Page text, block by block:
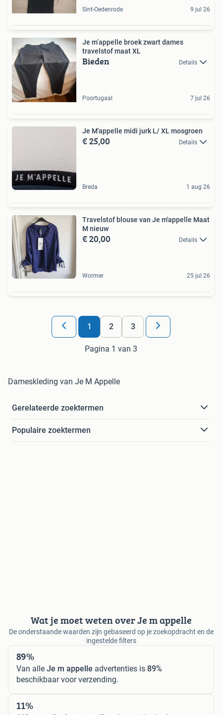
Sint-Oedenrode 9 jul 26
Je m’appelle broek zwart dames
travelstof maat XL
Bieden Details
Poortugaal 7 jul 26
Je M'appelle midi jurk L/ XL mosgroen
€ 25,00 Details
Breda 1 aug 26
Travelstof blouse van Je m'appelle Maat
M nieuw
€ 20,00 Details
Wormer 25 jul 26
1 2 3
Pagina 1 van 3
Dameskleding van Je M Appelle
Gerelateerde zoektermen
Populaire zoektermen
Wat je moet weten over Je m appelle
De onderstaande waarden zijn gebaseerd op je zoekopdracht en de
ingestelde filters
89%
Van alle Je m appelle advertenties is 89%
beschikbaar voor verzending.
11%